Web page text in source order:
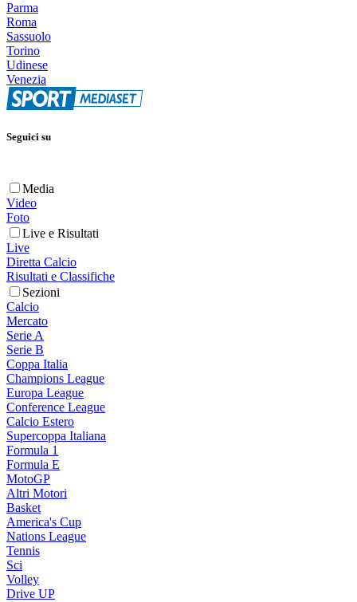
Parma
Roma
Sassuolo
Torino
Udinese
Venezia
Seguici su
Media
Video
Foto
Live e Risultati
Live
Diretta Calcio
Risultati e Classifiche
Sezioni
Calcio
Mercato
Serie A
Serie B
Coppa Italia
Champions League
Europa League
Conference League
Calcio Estero
Supercoppa Italiana
Formula 1
Formula E
MotoGP
Altri Motori
Basket
America's Cup
Nations League
Tennis
Sci
Volley
Drive UP